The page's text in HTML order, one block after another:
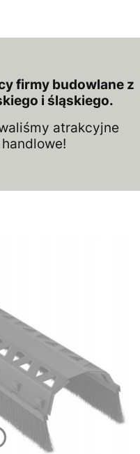
firmy budowlane z
i śląskiego.
atrakcyjne